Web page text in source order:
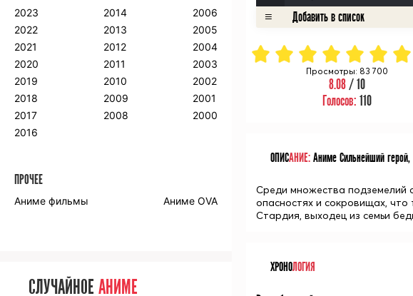
Просмотры: 83 700
8.08/ 10
Голосов:110
ОПИСАНИЕ:Аниме Сильнейший
Среди множества подземелий
опасностях и сокровищах,
Стардия, выходец из семьи
ХРОНОЛОГИЯ
2023
2022
2021
2020
2019
2018
2017
2016
2014
2013
2012
2011
2010
2009
2008
2006
2005
2004
2003
2002
2001
2000
ПРОЧЕЕ
Аниме фильмы Аниме OVA
СЛУЧАЙНОЕ АНИМЕ